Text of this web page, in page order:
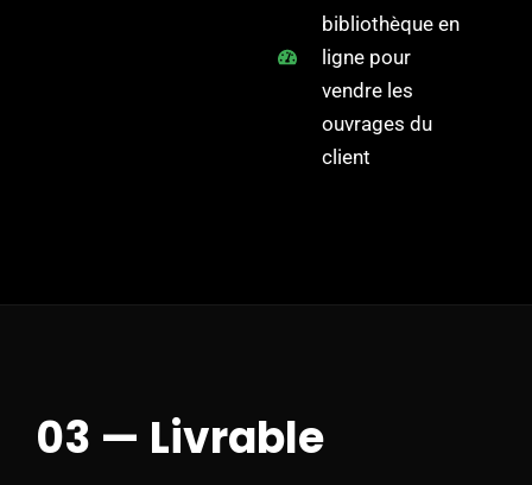
bibliothèque en
ligne pour
vendre les
ouvrages du
client
03 — Livrable